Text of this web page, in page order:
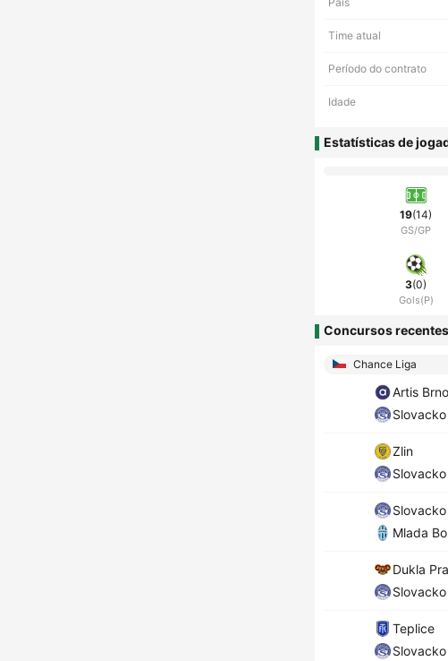
Time atual
Período do contrato
Idade
Estatísticas de
19(14)
GS/GP
3(0)
Gols(P)
Concursos recentes
Chance Liga
Artis Brno
Slovacko
Zlin
Slovacko
Slovacko
Mlada
Dukla
Slovacko
Teplice
Slovacko